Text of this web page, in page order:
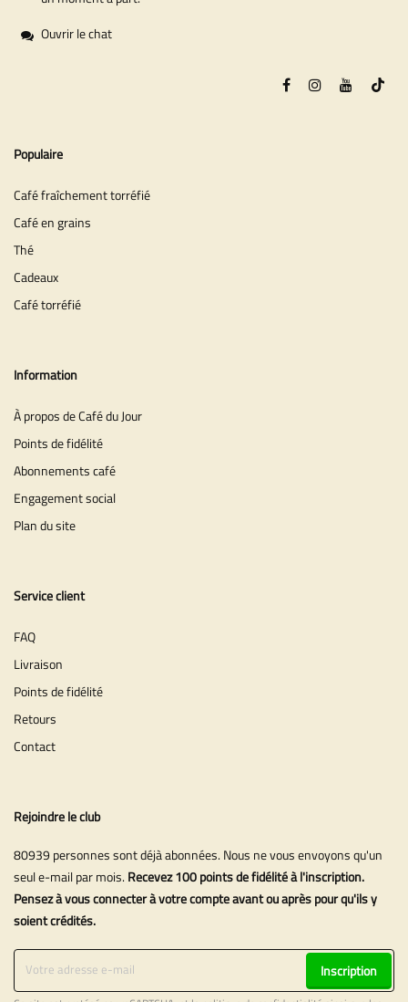
Ouvrir le chat
Populaire
Café fraîchement torréfié
Café en grains
Thé
Cadeaux
Café torréfié
Information
À propos de Café du Jour
Points de fidélité
Abonnements café
Engagement social
Plan du site
Service client
FAQ
Livraison
Points de fidélité
Retours
Contact
Rejoindre le club
80939 personnes sont déjà abonnées. Nous ne vous envoyons qu'un
seul e-mail par mois. Recevez 100 points de fidélité à l'inscription.
Pensez à vous connecter à votre compte avant ou après pour qu'ils y
soient crédités.
Inscription